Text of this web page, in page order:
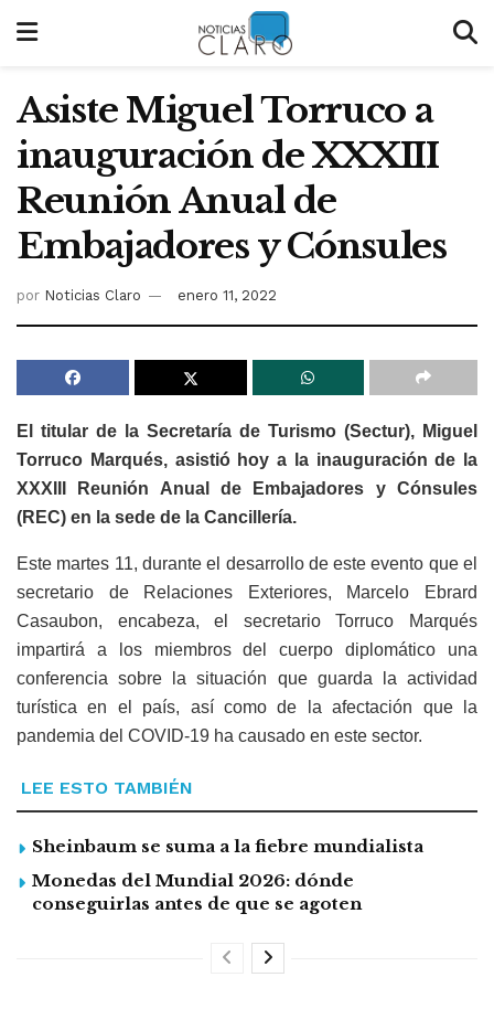
Asiste Miguel Torruco a
inauguración de XXXIII
Reunión Anual de
Embajadores y Cónsules
por Noticias Claro enero 11, 2022
El titular de la Secretaría de Turismo (Sectur), Miguel
Torruco Marqués, asistió hoy a la inauguración de la
XXXIII Reunión Anual de Embajadores y Cónsules
(REC) en la sede de la Cancillería.
Este martes 11, durante el desarrollo de este evento que el
secretario de Relaciones Exteriores, Marcelo Ebrard
Casaubon, encabeza, el secretario Torruco Marqués
impartirá a los miembros del cuerpo diplomático una
conferencia sobre la situación que guarda la actividad
turística en el país, así como de la afectación que la
pandemia del COVID-19 ha causado en este sector.
LEE ESTO TAMBIÉN
Sheinbaum se suma a la fiebre mundialista
Monedas del Mundial 2026: dónde
conseguirlas antes de que se agoten